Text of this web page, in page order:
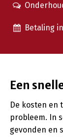
Betaling
Een
De kosten en
probleem. In
gevonden en